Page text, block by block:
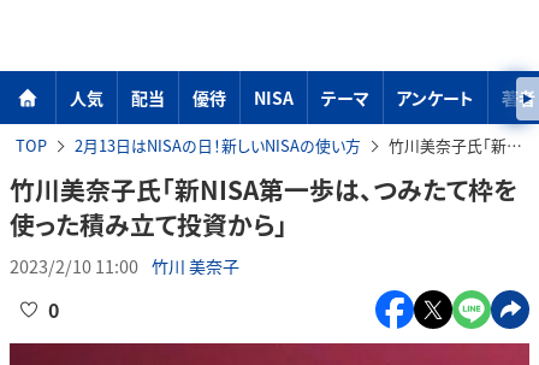
人気 配当 優待 NISA テーマ アンケート 著者
TOP 2月13日はNISAの日！新しいNISAの使い方 竹川美奈子氏「新NISA第一歩は、つみたて枠を使った積み立て投資から」
竹川美奈子氏「新NISA第一歩は、つみたて枠を
使った積み立て投資から」
2023/2/10 11:00 竹川 美奈子
0